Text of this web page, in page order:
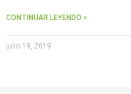
CONTINUAR LEYENDO »
julio 19, 2019